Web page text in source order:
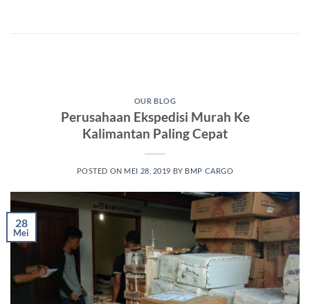
OUR BLOG
Perusahaan Ekspedisi Murah Ke
Kalimantan Paling Cepat
POSTED ON MEI 28, 2019 BY BMP CARGO
28
Mei